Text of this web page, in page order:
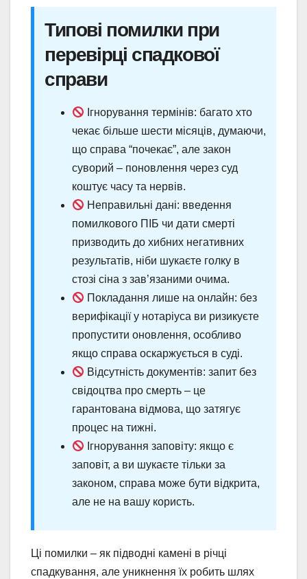
Типові помилки при
перевірці спадкової
справи
Ігнорування термінів: багато хто
чекає більше шести місяців, думаючи,
що справа “почекає”, але закон
суворий – поновлення через суд
коштує часу та нервів.
Неправильні дані: введення
помилкового ПІБ чи дати смерті
призводить до хибних негативних
результатів, ніби шукаєте голку в
стозі сіна з зав’язаними очима.
Покладання лише на онлайн: без
верифікації у нотаріуса ви ризикуєте
пропустити оновлення, особливо
якщо справа оскаржується в суді.
Відсутність документів: запит без
свідоцтва про смерть – це
гарантована відмова, що затягує
процес на тижні.
Ігнорування заповіту: якщо є
заповіт, а ви шукаєте тільки за
законом, справа може бути відкрита,
але не на вашу користь.
Ці помилки – як підводні камені в річці
спадкування, але уникнення їх робить шлях